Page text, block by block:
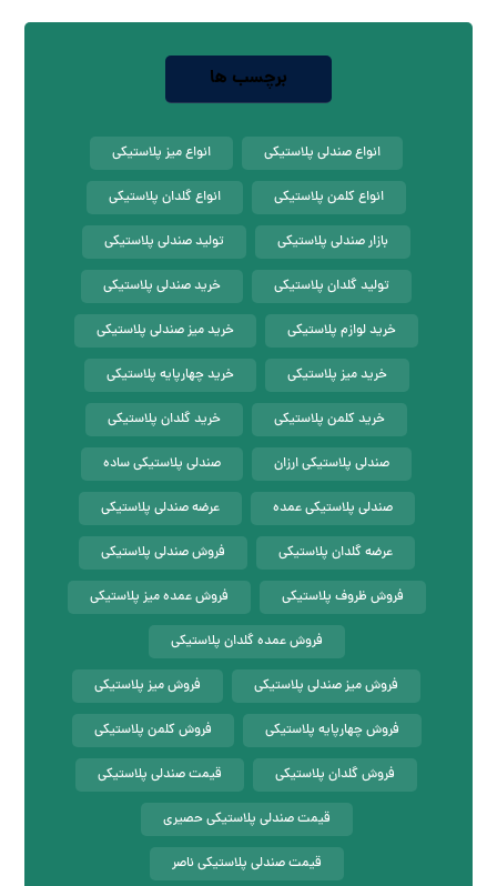
برچسب ها
انواع صندلی پلاستیکی انواع میز پلاستیکی
انواع کلمن پلاستیکی انواع گلدان پلاستیکی
بازار صندلی پلاستیکی تولید صندلی پلاستیکی
تولید گلدان پلاستیکی خرید صندلی پلاستیکی
خرید لوازم پلاستیکی خرید میز صندلی پلاستیکی
خرید میز پلاستیکی خرید چهارپایه پلاستیکی
خرید کلمن پلاستیکی خرید گلدان پلاستیکی
صندلی پلاستیکی ارزان صندلی پلاستیکی ساده
صندلی پلاستیکی عمده عرضه صندلی پلاستیکی
عرضه گلدان پلاستیکی فروش صندلی پلاستیکی
فروش ظروف پلاستیکی فروش عمده میز پلاستیکی
فروش عمده گلدان پلاستیکی
فروش میز صندلی پلاستیکی فروش میز پلاستیکی
فروش چهارپایه پلاستیکی فروش کلمن پلاستیکی
فروش گلدان پلاستیکی قیمت صندلی پلاستیکی
قیمت صندلی پلاستیکی حصیری
قیمت صندلی پلاستیکی ناصر